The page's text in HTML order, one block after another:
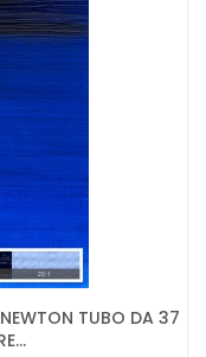
TUBO DA 37